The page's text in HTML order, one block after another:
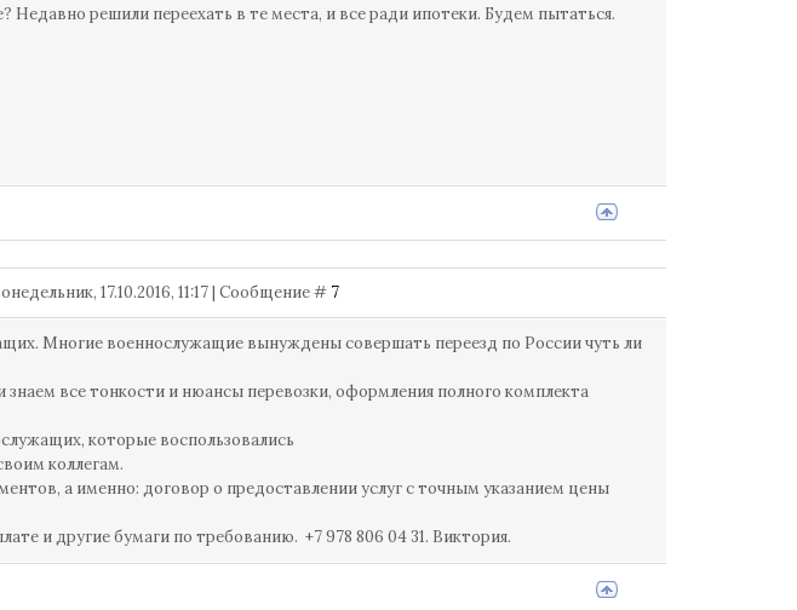
Недавно решили переехать в те места, и все ради ипотеки. Будем пытаться.
17.10.2016, 11:17 | Сообщение # 7
Многие военнослужащие вынуждены совершать переезд по России чуть ли
все тонкости и нюансы перевозки, оформления полного комплекта
которые воспользовались
коллегам.
а именно: договор о предоставлении услуг с точным указанием цены
и другие бумаги по требованию. +7 978 806 04 31. Виктория.